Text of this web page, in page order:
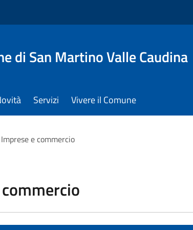
di San Martino Valle Caudina
Servizi Vivere il Comune
Imprese e commercio